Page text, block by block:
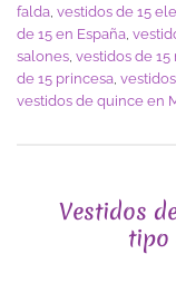
falda, vestidos de 15
de 15 en España,
salones, vestidos de 15
de 15 princesa,
vestidos de quince en
Vestidos
tipo